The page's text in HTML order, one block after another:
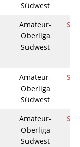
Südwest
Amateur-
Oberliga
Südwest
Amateur-
Oberliga
Südwest
Amateur-
Oberliga
Südwest